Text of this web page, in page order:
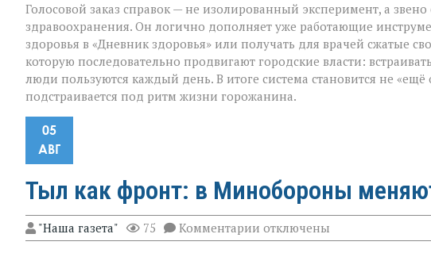
Голосовой заказ справок — не изолированный эксперимент, а
здравоохранения. Он логично дополняет уже работающие
здоровья в «Дневник здоровья» или получать для врачей сжатые
которую последовательно продвигают городские власти:
люди пользуются каждый день. В итоге система становится не
подстраивается под ритм жизни горожанина.
05
АВГ
Тыл как фронт: в Минобороны
"Наша газета" 75 Комментарии к
записи
отключены